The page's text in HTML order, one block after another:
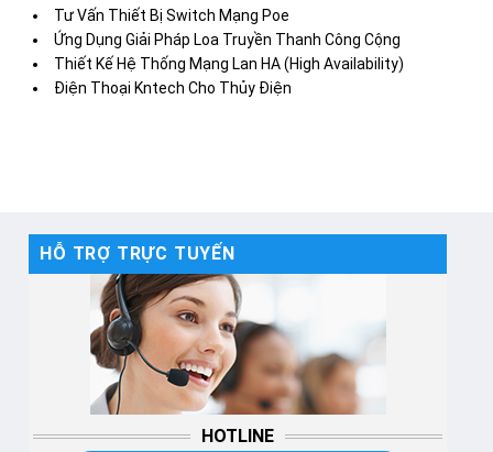
HỖ TRỢ TRỰC TUYẾN
HOTLINE
Tư Vấn Thiết Bị Switch Mạng Poe
Ứng Dụng Giải Pháp Loa Truyền Thanh Công Cộng
Thiết Kế Hệ Thống Mạng Lan HA (High Availability)
Điện Thoại Kntech Cho Thủy Điện